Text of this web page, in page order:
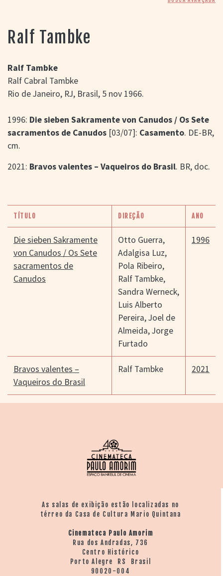
PORTAL DO
CINEMA GAÚCHO
> BUSCA AVANÇADA
> LISTA DE FILMES
> FILMOGRAFIAS DE
> BIBLIOGRAFIAS
CONTATO E
Ralf Tambke
Ralf Tambke
Ralf Cabral Tambke
Rio de Janeiro, RJ, Brasil, 5 nov 1966.
1996: Die sieben Sakramente von Canudos / Os Sete
sacramentos de Canudos [03/07]: Casamento. DE-BR,
cm.
2021: Bravos valentes – Vaqueiros do Brasil. BR, doc.
TÍTULO DIREÇÃO ANO
Die sieben Sakramente
von Canudos / Os Sete
sacramentos de
Canudos
Otto Guerra,
Adalgisa Luz,
Pola Ribeiro,
Ralf Tambke,
Sandra Werneck,
Luis Alberto
Pereira,Joel de
Almeida,Jorge
Furtado
1996
Bravos valentes –
Vaqueiros do Brasil
Ralf Tambke 2021
As salas de exibição estão localizadas no
térreo da Casa de Cultura Mario Quintana
Cinemateca Paulo Amorim
Rua dos Andradas, 736
Centro Histórico
Porto Alegre RS Brasil
90020-004